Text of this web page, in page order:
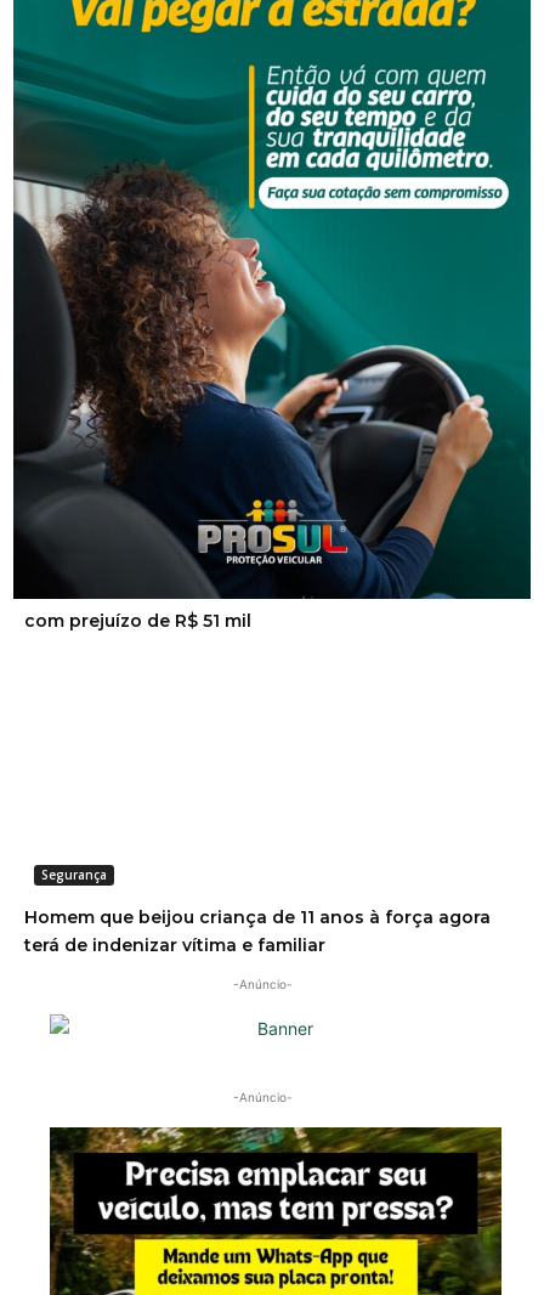
Segurança
Homem é preso por descumprir medida protetiva
em Urussanga
Golpe do falso advogado em Urussanga deixa vítima
com prejuízo de R$ 51 mil
Segurança
Homem que beijou criança de 11 anos à força agora
terá de indenizar vítima e familiar
-Anúncio-
-Anúncio-